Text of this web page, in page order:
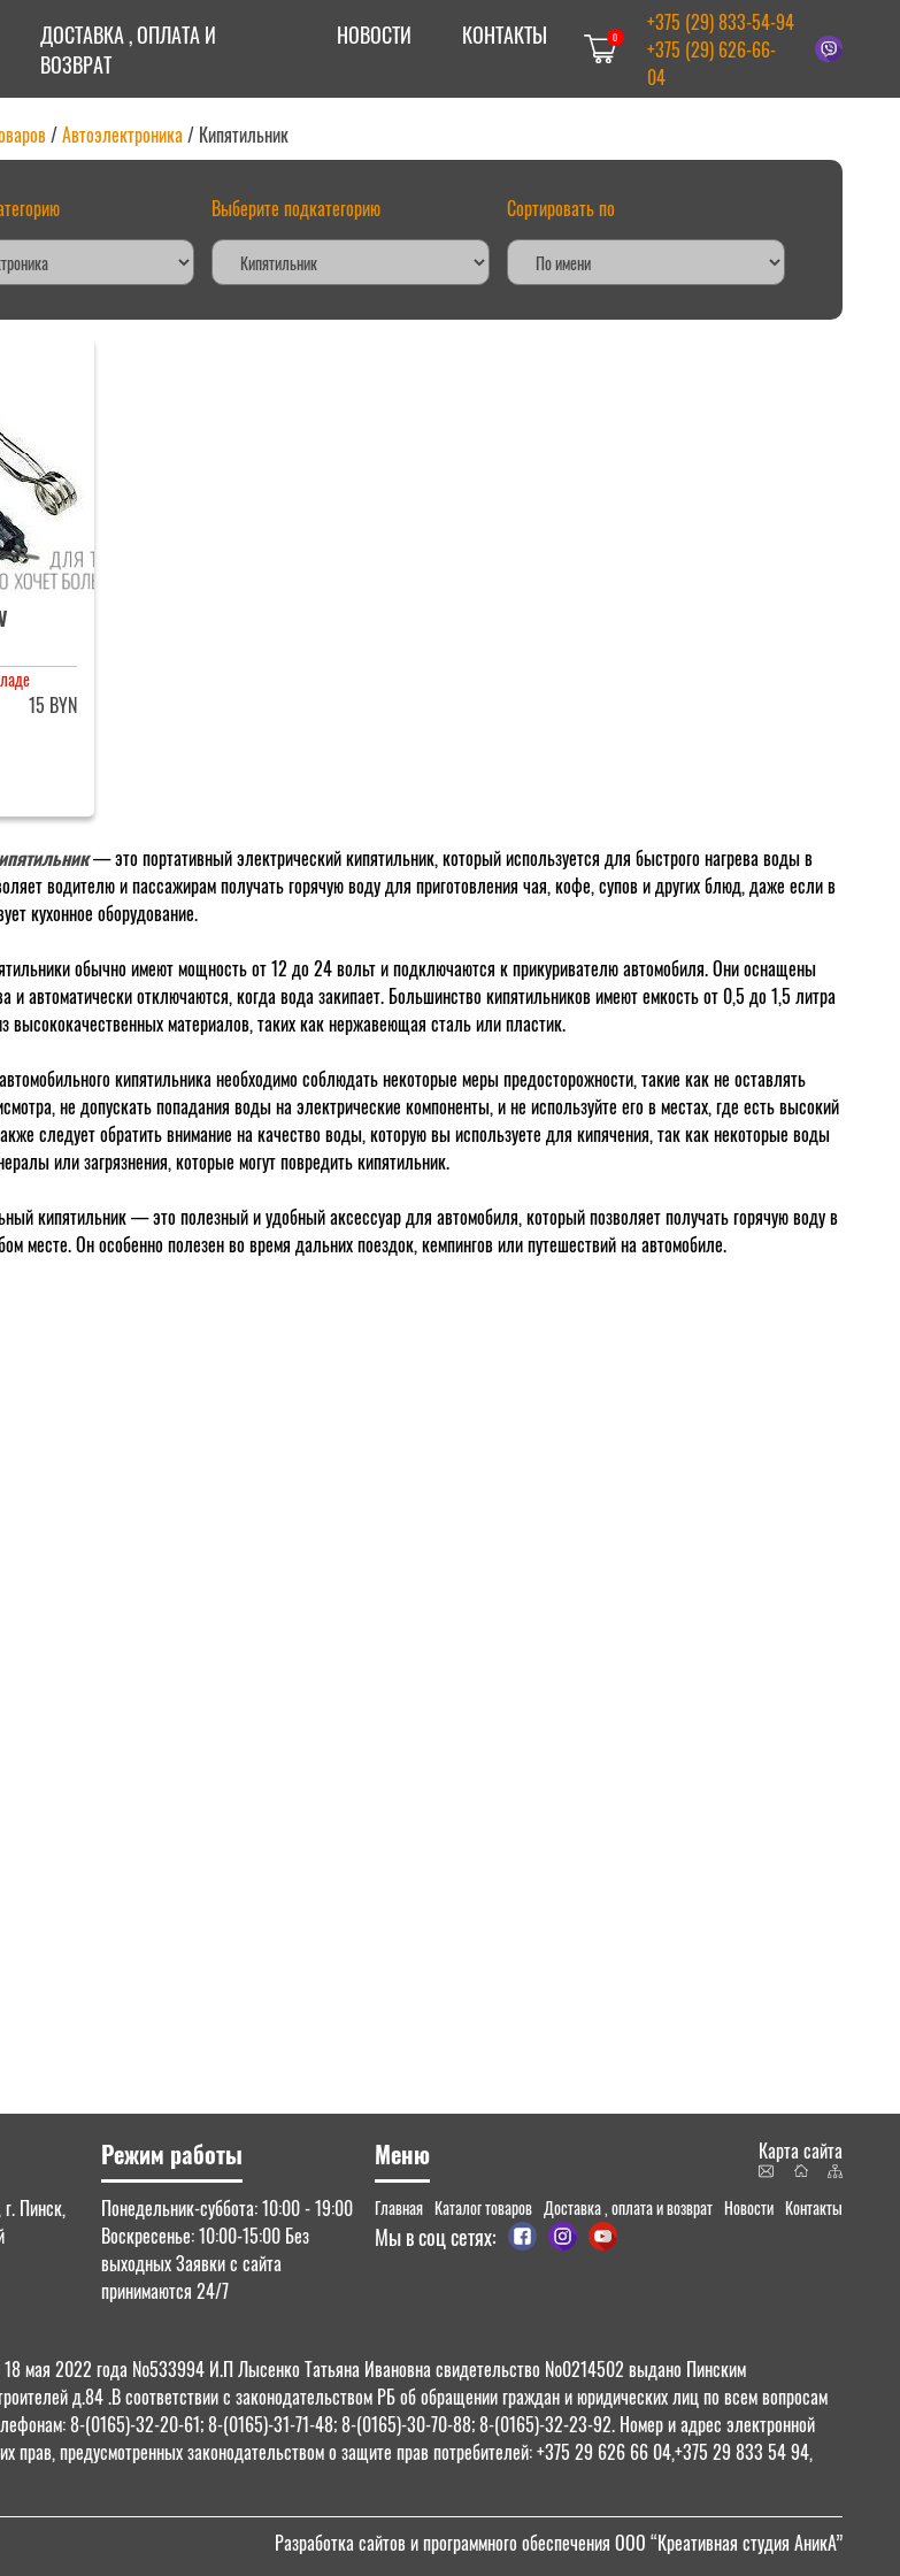
ДОСТАВКА , ОПЛАТА И
ВОЗВРАТ
НОВОСТИ КОНТАКТЫ 0
+375 (29) 833-54-94
+375 (29) 626-66-
04
/Автоэлектроника/ Кипятильник
Выберите подкатегорию Сортировать по
15 BYN
— это портативный электрический кипятильник, который используется для быстрого нагрева воды в
водителю и пассажирам получать горячую воду для приготовления чая, кофе, супов и других блюд, даже если в
кухонное оборудование.
обычно имеют мощность от 12 до 24 вольт и подключаются к прикуривателю автомобиля. Они оснащены
и автоматически отключаются, когда вода закипает. Большинство кипятильников имеют емкость от 0,5 до 1,5 литра
высококачественных материалов, таких как нержавеющая сталь или пластик.
кипятильника необходимо соблюдать некоторые меры предосторожности, такие как не оставлять
не допускать попадания воды на электрические компоненты, и не используйте его в местах, где есть высокий
следует обратить внимание на качество воды, которую вы используете для кипячения, так как некоторые воды
или загрязнения, которые могут повредить кипятильник.
кипятильник — это полезный и удобный аксессуар для автомобиля, который позволяет получать горячую воду в
месте. Он особенно полезен во время дальних поездок, кемпингов или путешествий на автомобиле.
Пинск,
Режим работы
Понедельник-суббота: 10:00 - 19:00
Воскресенье: 10:00-15:00 Без
выходных Заявки с сайта
принимаются 24/7
Меню
Главная Каталог товаров Доставка , оплата и возврат Новости Контакты
Мы в соц сетях:
Карта сайта
18 мая 2022 года №533994 И.П Лысенко Татьяна Ивановна свидетельство №0214502 выдано Пинским
д.84 .В соответствии с законодательством РБ об обращении граждан и юридических лиц по всем вопросам
8-(0165)-32-20-61; 8-(0165)-31-71-48; 8-(0165)-30-70-88; 8-(0165)-32-23-92. Номер и адрес электронной
прав, предусмотренных законодательством о защите прав потребителей: +375 29 626 66 04,+375 29 833 54 94,
Разработка сайтов и программного обеспечения ООО “Креативная студия АникА”